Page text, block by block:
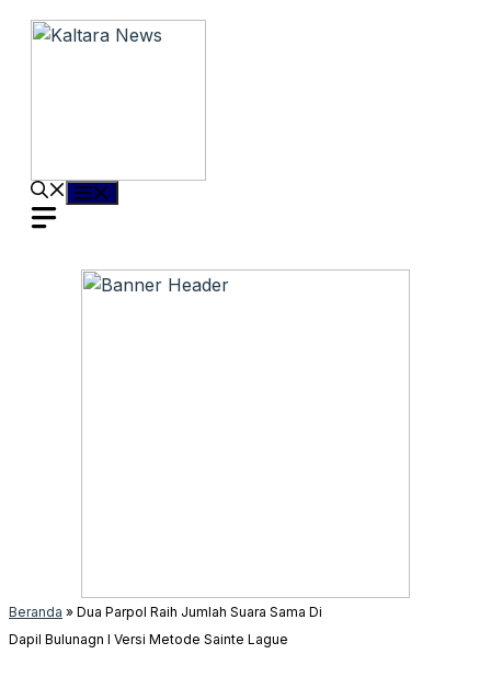
Langsung
Menu
Beranda » Dua Parpol Raih Jumlah Suara Sama Di
Dapil Bulunagn I Versi Metode Sainte Lague